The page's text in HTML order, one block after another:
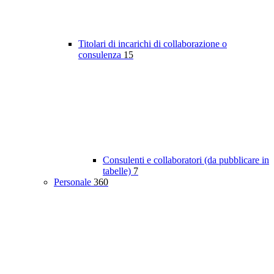
Titolari di incarichi di collaborazione o
consulenza 15
Consulenti e collaboratori (da pubblicare in
tabelle) 7
Personale 360